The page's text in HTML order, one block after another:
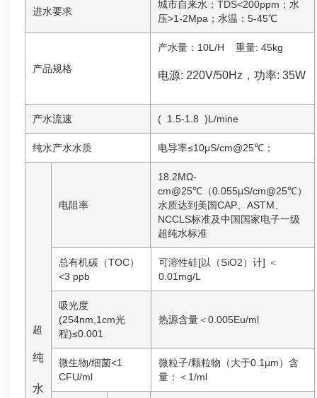
进水要求
城市自来水；TDS<200ppm；水
压>1-2Mpa；水温：5-45℃
产品规格
产水量：10L/H 重量: 45kg
电源: 220V/50Hz，功率: 35W
产水流速 ( 1.5-1.8 )L/mine
纯水产水水质 电导率≤10μS/cm@25℃；
超
纯
水
电阻率
18.2MΩ-
cm@25℃（0.055μS/cm@25℃）
水质达到美国CAP、ASTM、
NCCLS标准及中国国家电子一级
超纯水标准
总有机碳（TOC）
<3 ppb
可溶性硅[以（SiO2）计] ＜
0.01mg/L
吸光度
(254nm,1cm光
程)≤0.001
热源含量＜0.005Eu/ml
微生物/细菌<1
CFU/ml
微粒子/颗粒物（大于0.1μm）含
量：＜1/ml